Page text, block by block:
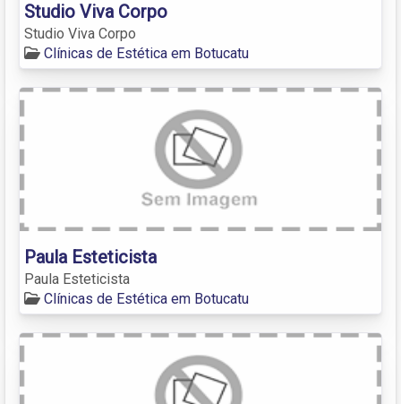
Studio Viva Corpo
Studio Viva Corpo
Clínicas de Estética em Botucatu
Paula Esteticista
Paula Esteticista
Clínicas de Estética em Botucatu